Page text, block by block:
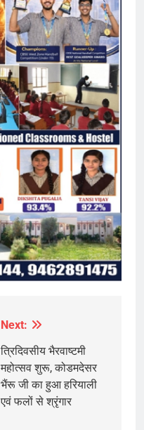
Next:
त्रिदिवसीय भैरवाष्टमी
महोत्सव शुरू, कोडमदेसर
भैंरू जी का हुआ हरियाली
एवं फलों से श्रृंगार